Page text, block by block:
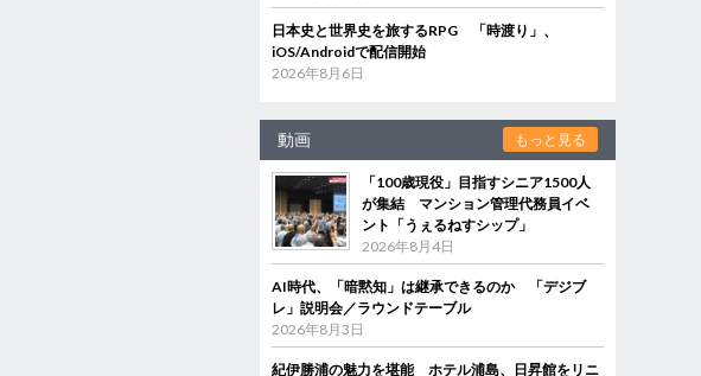
日本史と世界史を旅するRPG 「時渡り」、
iOS/Androidで配信開始
2026年8月6日
動画 もっと見る
「100歳現役」目指すシニア1500人
が集結 マンション管理代務員イベ
ント「うぇるねすシップ」
2026年8月4日
AI時代、「暗黙知」は継承できるのか 「デジブ
レ」説明会／ラウンドテーブル
2026年8月3日
紀伊勝浦の魅力を堪能 ホテル浦島、日昇館をリニ